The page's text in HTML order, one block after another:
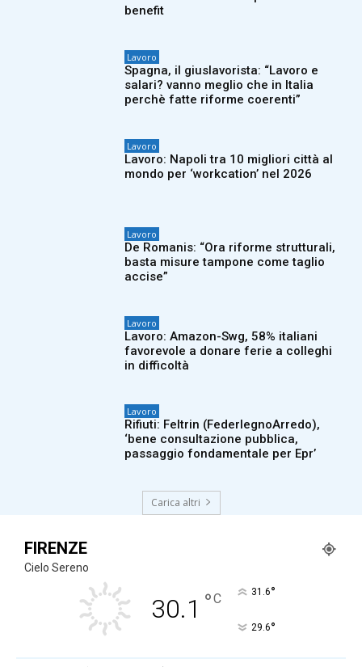
benefit
Lavoro
Spagna, il giuslavorista: “Lavoro e
salari? vanno meglio che in Italia
perchè fatte riforme coerenti”
Lavoro
Lavoro: Napoli tra 10 migliori città al
mondo per ‘workcation’ nel 2026
Lavoro
De Romanis: “Ora riforme strutturali,
basta misure tampone come taglio
accise”
Lavoro
Lavoro: Amazon-Swg, 58% italiani
favorevole a donare ferie a colleghi
in difficoltà
Lavoro
Rifiuti: Feltrin (FederlegnoArredo),
‘bene consultazione pubblica,
passaggio fondamentale per Epr’
Carica altri
FIRENZE
Cielo Sereno
30.1 °C 31.6°
29.6°